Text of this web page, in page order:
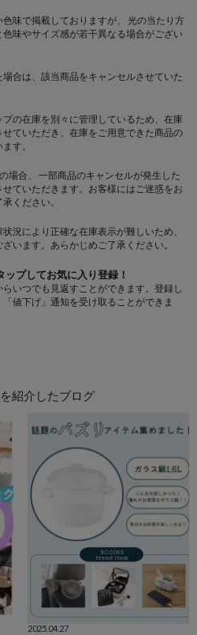
味で掲載しておりますが、 光の当たり方
味やサイズ感が若干異なる場合がござい
合は、該当商品をキャンセルさせていた
の在庫を別々に管理しているため、在庫
ていただき、在庫をご用意できた商品の
す。
場合、 一部商品のキャンセルが発生した
ていただきます。お客様にはご迷惑をお
ください。
況により正確な在庫表示が難しいため、
います。あらかじめご了承ください。
ップしてお気に入り登録！
いつでも見返すことができます。登録し
値下げ」通知を受け取ることができま
紹介したブログ
2025.04.27